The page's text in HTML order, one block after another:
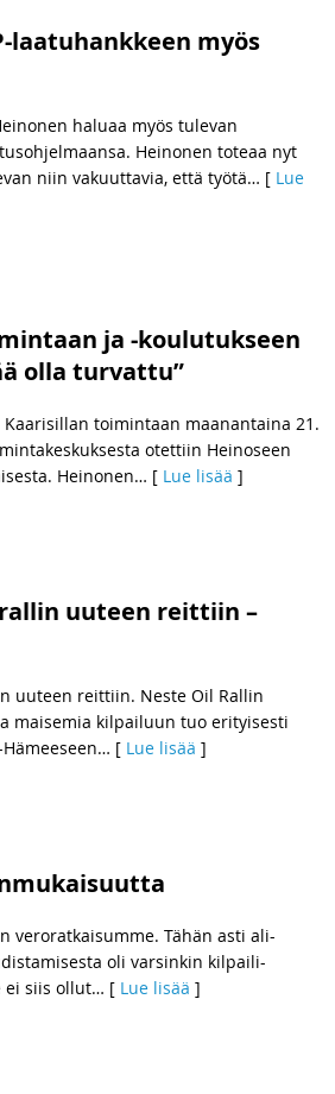
laatuhankkeen myös
haluaa myös tulevan
Heinonen toteaa nyt
niin vakuuttavia, että työtä… [ Lue
ja -koulutukseen
olla turvattu”
toimintaan maanantaina 21.
otettiin Heinoseen
Heinonen… [ Lue lisää ]
uuteen reittiin –
uuteen reittiin. Neste Oil Rallin
maisemia kilpailuun tuo erityisesti
… [ Lue lisää ]
veroratkaisumme. Tähän asti ali-
oli varsinkin kilpaili-
ei siis ollut… [ Lue lisää ]